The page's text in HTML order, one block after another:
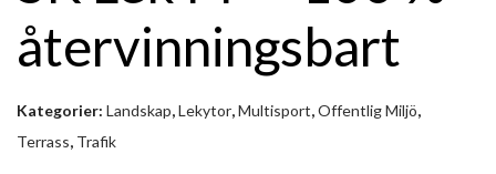
Bostadsområden/Innergårdar
Träningsytor/Gym
Trädgård
återvinningsbart
Kategorier: Landskap,Lekytor,Multisport,Offentlig Miljö,
Terrass, Trafik